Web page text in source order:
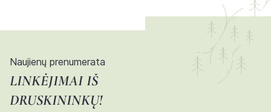
Naujienų prenumerata
LINKĖJIMAI IŠ
DRUSKININKŲ!